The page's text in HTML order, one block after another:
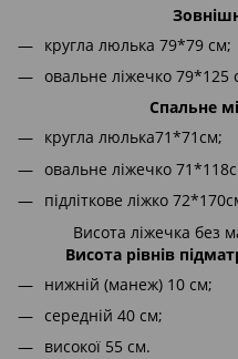
кругла люлька 79*79 см;
овальне ліжечко 79*125
Спальне
кругла люлька71*71см;
овальне ліжечко
підліткове ліжко
Висота ліжечка без
Висота рівнів
нижній (манеж) 10 см;
середній 40 см;
високої 55 см.